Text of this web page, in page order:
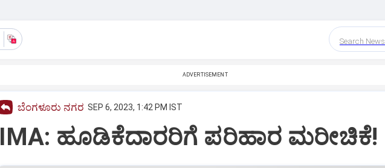
Search News
ADVERTISEMENT
ಬೆಂಗಳೂರು ನಗರ SEP 6, 2023, 1:42 PM IST
IMA: ಹೂಡಿಕೆದಾರರಿಗೆ ಪರಿಹಾರ ಮರೀಚಿಕೆ!